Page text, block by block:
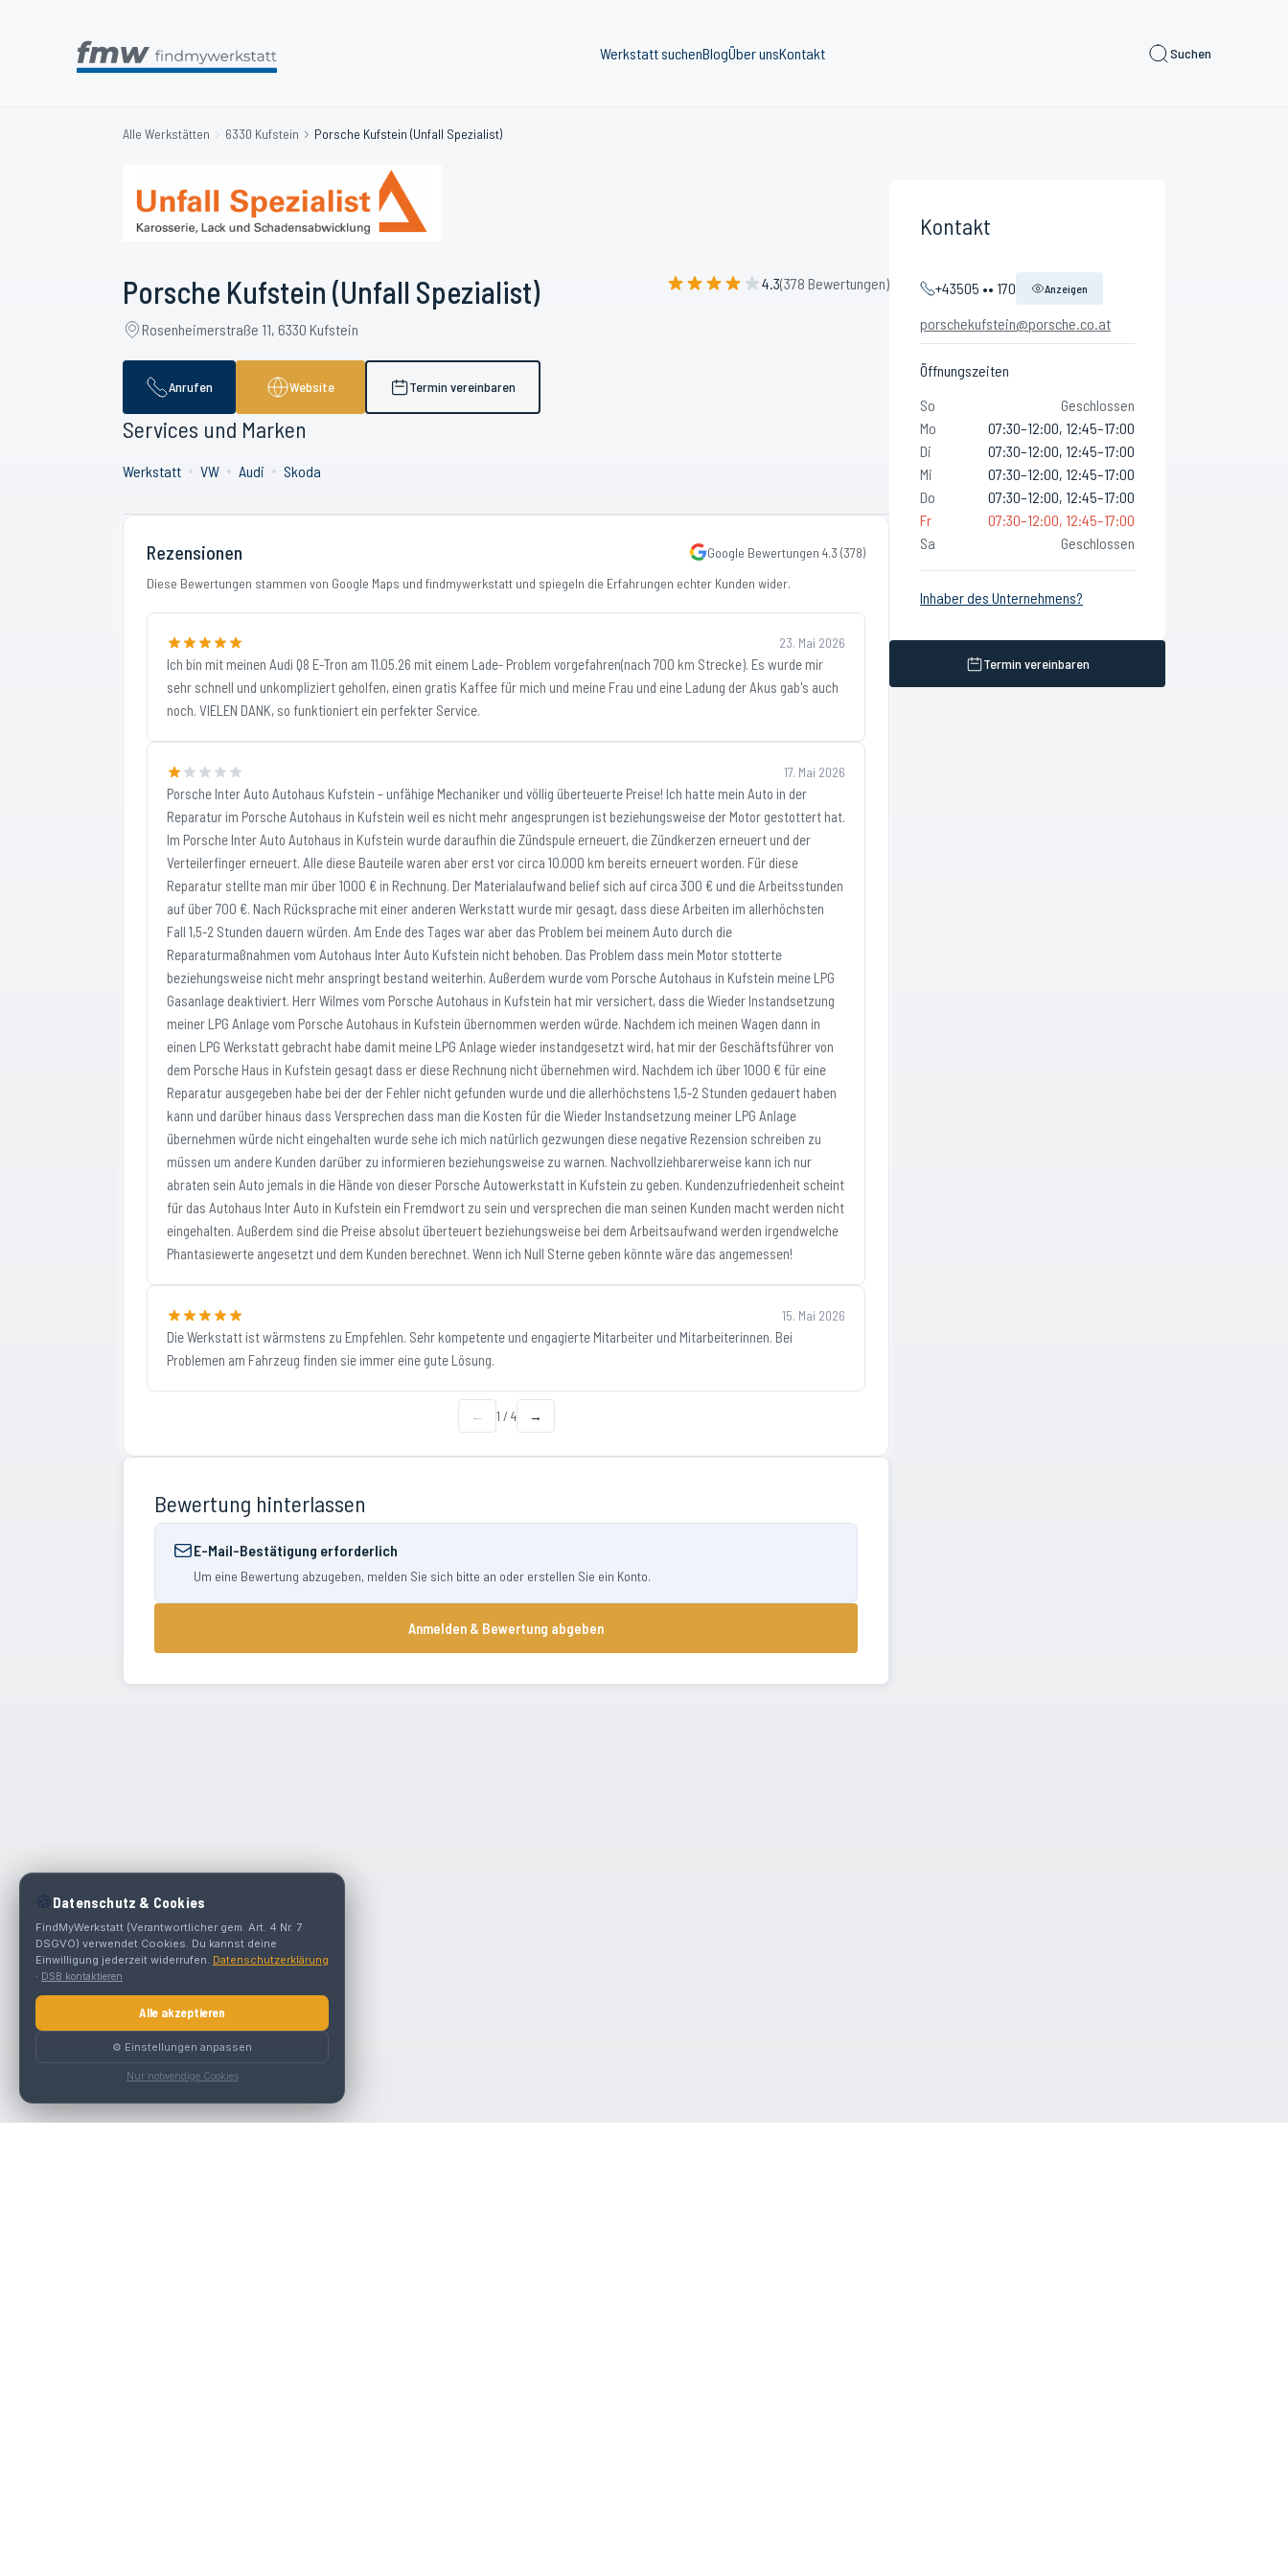
Werkstatt suchenBlogÜber unsKontakt Suchen
Alle Werkstätten 6330 Kufstein Porsche Kufstein (Unfall Spezialist)
Porsche Kufstein (Unfall Spezialist) 4.3(378 Bewertungen)
Rosenheimerstraße 11, 6330 Kufstein
Anrufen Website Termin vereinbaren
Services und Marken
Werkstatt VW Audi Skoda
Rezensionen Google Bewertungen 4.3 (378)
Diese Bewertungen stammen von Google Maps und findmywerkstatt und spiegeln die Erfahrungen echter Kunden wider.
23. Mai 2026
Ich bin mit meinen Audi Q8 E-Tron am 11.05.26 mit einem Lade- Problem vorgefahren(nach 700 km Strecke). Es wurde mir
sehr schnell und unkompliziert geholfen, einen gratis Kaffee für mich und meine Frau und eine Ladung der Akus gab's auch
noch. VIELEN DANK, so funktioniert ein perfekter Service.
17. Mai 2026
Porsche Inter Auto Autohaus Kufstein – unfähige Mechaniker und völlig überteuerte Preise! Ich hatte mein Auto in der
Reparatur im Porsche Autohaus in Kufstein weil es nicht mehr angesprungen ist beziehungsweise der Motor gestottert hat.
Im Porsche Inter Auto Autohaus in Kufstein wurde daraufhin die Zündspule erneuert, die Zündkerzen erneuert und der
Verteilerfinger erneuert. Alle diese Bauteile waren aber erst vor circa 10.000 km bereits erneuert worden. Für diese
Reparatur stellte man mir über 1000 € in Rechnung. Der Materialaufwand belief sich auf circa 300 € und die Arbeitsstunden
auf über 700 €. Nach Rücksprache mit einer anderen Werkstatt wurde mir gesagt, dass diese Arbeiten im allerhöchsten
Fall 1,5-2 Stunden dauern würden. Am Ende des Tages war aber das Problem bei meinem Auto durch die
Reparaturmaßnahmen vom Autohaus Inter Auto Kufstein nicht behoben. Das Problem dass mein Motor stotterte
beziehungsweise nicht mehr anspringt bestand weiterhin. Außerdem wurde vom Porsche Autohaus in Kufstein meine LPG
Gasanlage deaktiviert. Herr Wilmes vom Porsche Autohaus in Kufstein hat mir versichert, dass die Wieder Instandsetzung
meiner LPG Anlage vom Porsche Autohaus in Kufstein übernommen werden würde. Nachdem ich meinen Wagen dann in
einen LPG Werkstatt gebracht habe damit meine LPG Anlage wieder instandgesetzt wird, hat mir der Geschäftsführer von
dem Porsche Haus in Kufstein gesagt dass er diese Rechnung nicht übernehmen wird. Nachdem ich über 1000 € für eine
Reparatur ausgegeben habe bei der der Fehler nicht gefunden wurde und die allerhöchstens 1,5-2 Stunden gedauert haben
kann und darüber hinaus dass Versprechen dass man die Kosten für die Wieder Instandsetzung meiner LPG Anlage
übernehmen würde nicht eingehalten wurde sehe ich mich natürlich gezwungen diese negative Rezension schreiben zu
müssen um andere Kunden darüber zu informieren beziehungsweise zu warnen. Nachvollziehbarerweise kann ich nur
abraten sein Auto jemals in die Hände von dieser Porsche Autowerkstatt in Kufstein zu geben. Kundenzufriedenheit scheint
für das Autohaus Inter Auto in Kufstein ein Fremdwort zu sein und versprechen die man seinen Kunden macht werden nicht
eingehalten. Außerdem sind die Preise absolut überteuert beziehungsweise bei dem Arbeitsaufwand werden irgendwelche
Phantasiewerte angesetzt und dem Kunden berechnet. Wenn ich Null Sterne geben könnte wäre das angemessen!
15. Mai 2026
Die Werkstatt ist wärmstens zu Empfehlen. Sehr kompetente und engagierte Mitarbeiter und Mitarbeiterinnen. Bei
Problemen am Fahrzeug finden sie immer eine gute Lösung.
← 1 / 4 →
Bewertung hinterlassen
E-Mail-Bestätigung erforderlich
Um eine Bewertung abzugeben, melden Sie sich bitte an oder erstellen Sie ein Konto.
Anmelden & Bewertung abgeben
Kontakt
+43505 •• 170 Anzeigen
porschekufstein@porsche.co.at
Öffnungszeiten
So
Geschlossen
Mo
07:30–12:00, 12:45–17:00
Di
07:30–12:00, 12:45–17:00
Mi
07:30–12:00, 12:45–17:00
Do
07:30–12:00, 12:45–17:00
Fr
07:30–12:00, 12:45–17:00
Sa
Geschlossen
Inhaber des Unternehmens?
Termin vereinbaren
🍪 Datenschutz & Cookies
FindMyWerkstatt (Verantwortlicher gem. Art. 4 Nr. 7
DSGVO) verwendet Cookies. Du kannst deine
Einwilligung jederzeit widerrufen. Datenschutzerklärung
· DSB kontaktieren
Alle akzeptieren
⚙️ Einstellungen anpassen
Nur notwendige Cookies